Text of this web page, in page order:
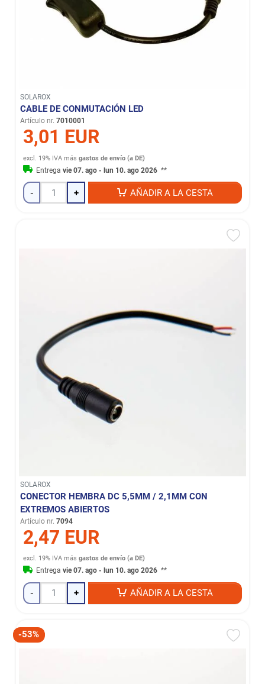
SOLAROX
CABLE DE CONMUTACIÓN LED
Artículo nr. 7010001
3,01 EUR
excl. 19% IVA másgastos de envío (a DE)
Entregavie 07. ago - lun 10. ago 2026 **
- + AÑADIR A LA CESTA
SOLAROX
CONECTOR HEMBRA DC 5,5MM / 2,1MM CON
EXTREMOS ABIERTOS
Artículo nr. 7094
2,47 EUR
excl. 19% IVA másgastos de envío (a DE)
Entregavie 07. ago - lun 10. ago 2026 **
- + AÑADIR A LA CESTA
-53%